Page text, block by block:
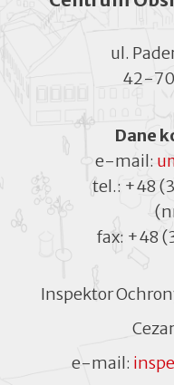
ul.
42-
Dane
e-mail:
tel.: +48
fax: +48
Inspektor
e-mail: